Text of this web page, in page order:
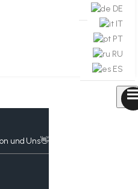
DE
IT
PT
RU
ES
und Uns👋